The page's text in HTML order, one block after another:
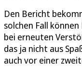
Den Bericht
solchen Fall
bei erneuten
das ja nicht aus
auch vor einer